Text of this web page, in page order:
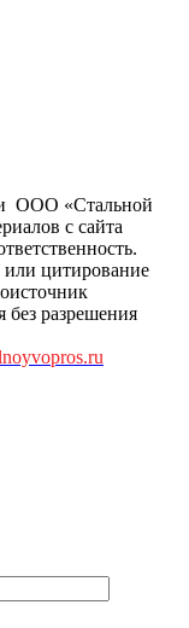
ООО «Стальной
с сайта
цитирование
без разрешения